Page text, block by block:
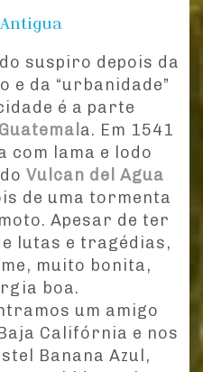
suspiro depois da
e da “urbanidade”
é a parte
a. Em 1541
com lama e lodo
Vulcan del Agua
de uma tormenta
Apesar de ter
lutas e tragédias,
muito bonita,
boa.
um amigo
Califórnia e nos
Banana Azul,